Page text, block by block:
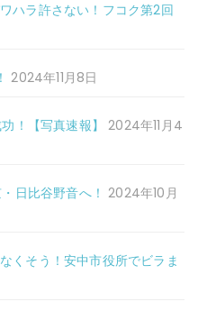
ハラ許さない！フコク第2回
2024年11月8日
！【写真速報】
2024年11月4
日比谷野音へ！ 2024年10月
くそう！安中市役所でビラま